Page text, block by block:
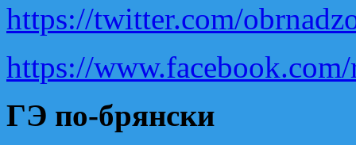
https://twitter.com/
https://
ГЭ по-брянски